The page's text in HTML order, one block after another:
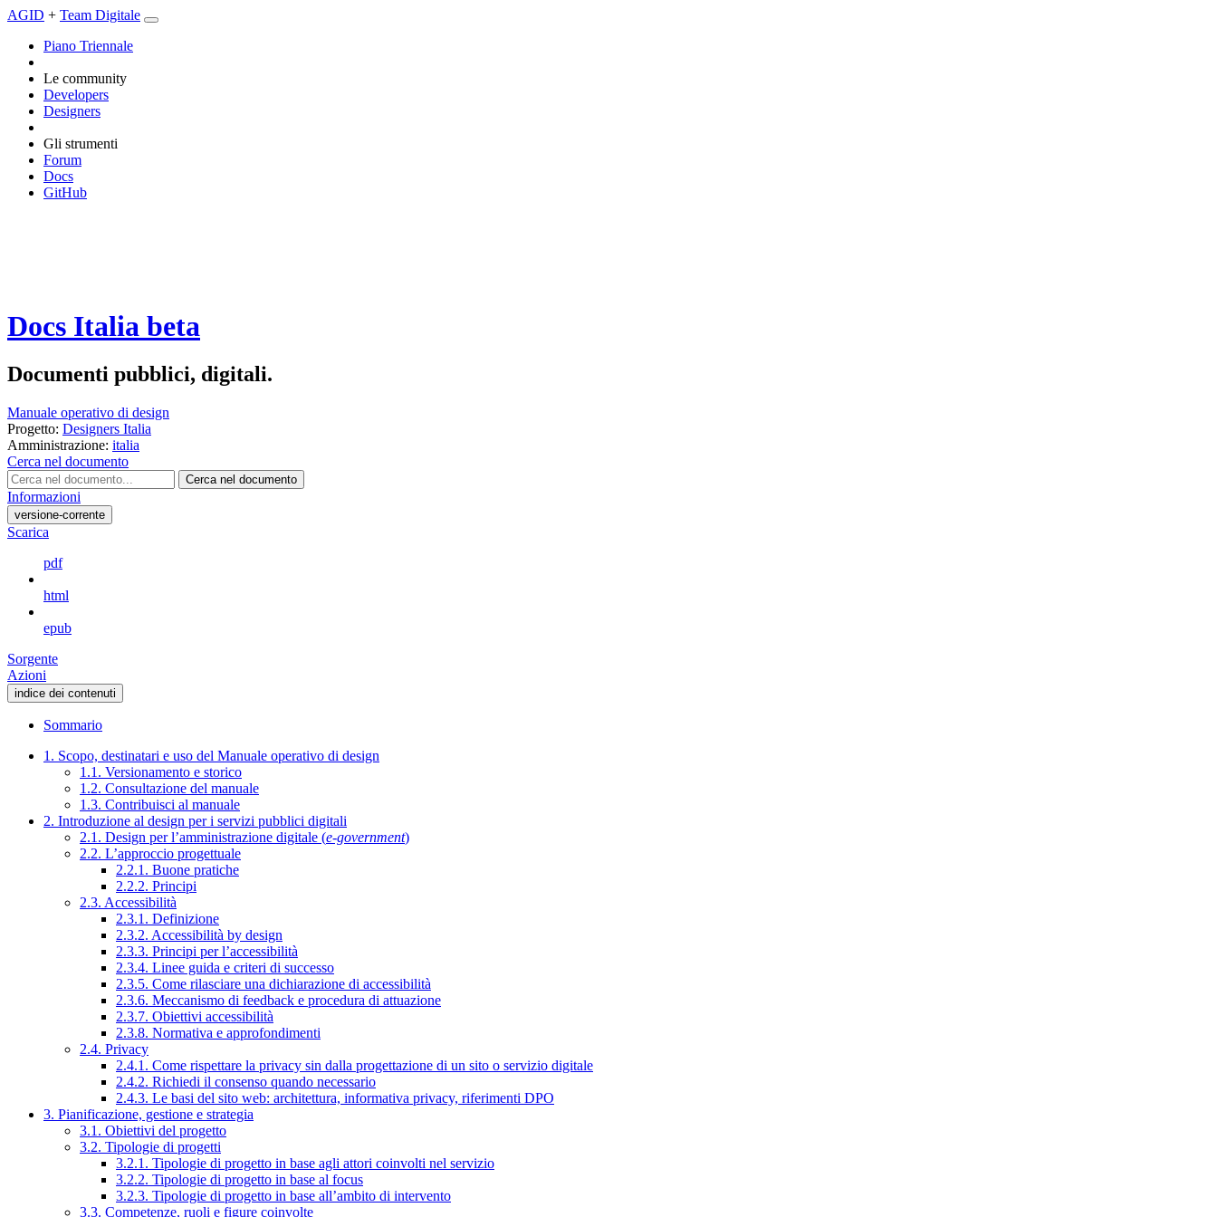
AGID + Team Digitale
Piano Triennale
Le community
Developers
Designers
Gli strumenti
Forum
Docs
GitHub
Docs Italia beta
Documenti pubblici, digitali.
Manuale operativo di design
Progetto: Designers Italia
Amministrazione: italia
Cerca nel documento
Cerca nel documento
Informazioni
versione-corrente
Scarica
pdf
html
epub
Sorgente
Azioni
indice dei contenuti
Sommario
1. Scopo, destinatari e uso del Manuale operativo di design
1.1. Versionamento e storico
1.2. Consultazione del manuale
1.3. Contribuisci al manuale
2. Introduzione al design per i servizi pubblici digitali
2.1. Design per l’amministrazione digitale (e-government)
2.2. L’approccio progettuale
2.2.1. Buone pratiche
2.2.2. Principi
2.3. Accessibilità
2.3.1. Definizione
2.3.2. Accessibilità by design
2.3.3. Principi per l’accessibilità
2.3.4. Linee guida e criteri di successo
2.3.5. Come rilasciare una dichiarazione di accessibilità
2.3.6. Meccanismo di feedback e procedura di attuazione
2.3.7. Obiettivi accessibilità
2.3.8. Normativa e approfondimenti
2.4. Privacy
2.4.1. Come rispettare la privacy sin dalla progettazione di un sito o servizio digitale
2.4.2. Richiedi il consenso quando necessario
2.4.3. Le basi del sito web: architettura, informativa privacy, riferimenti DPO
3. Pianificazione, gestione e strategia
3.1. Obiettivi del progetto
3.2. Tipologie di progetti
3.2.1. Tipologie di progetto in base agli attori coinvolti nel servizio
3.2.2. Tipologie di progetto in base al focus
3.2.3. Tipologie di progetto in base all’ambito di intervento
3.3. Competenze, ruoli e figure coinvolte